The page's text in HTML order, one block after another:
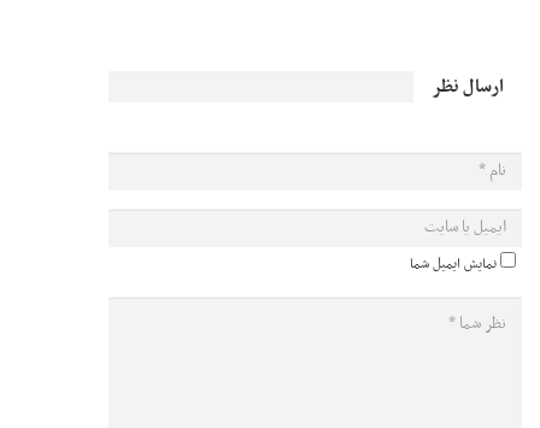
ارسال نظر
نمایش ایمیل شما